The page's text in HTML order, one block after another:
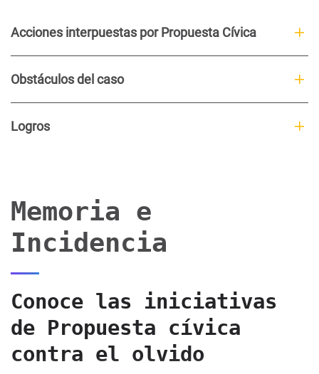
Acciones interpuestas por Propuesta Cívica
Obstáculos del caso
Logros
Memoria e
Incidencia
Conoce las iniciativas
de Propuesta cívica
contra el olvido